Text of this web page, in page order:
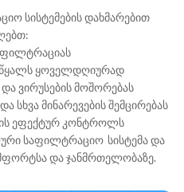
სისტემების დახმარებით
ყოველდღიურად
და ვირუსების მოშორებას
სხვა მინარევების შემცირებას
ეფექტურ კონტროლს
საფილტრაციო სისტემა და
და ჯანმრთელობაზე.